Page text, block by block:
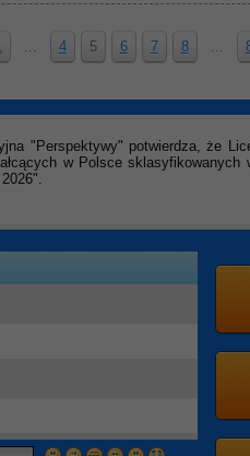
... 4 5 6 7 8 ...
"Perspektywy" potwierdza, że
w Polsce